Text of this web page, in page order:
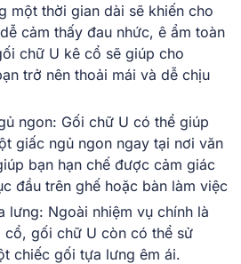
một thời gian dài sẽ khiến cho
cảm thấy đau nhức, ê ẩm toàn
chữ U kê cổ sẽ giúp cho
trở nên thoải mái và dễ chịu
ngon: Gối chữ U có thể giúp
giấc ngủ ngon ngay tại nơi văn
bạn hạn chế được cảm giác
đầu trên ghế hoặc bàn làm việc
lưng: Ngoài nhiệm vụ chính là
cổ, gối chữ U còn có thể sử
chiếc gối tựa lưng êm ái.